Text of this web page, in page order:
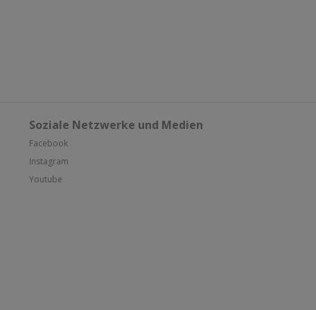
Soziale Netzwerke und Medien
Facebook
Instagram
Youtube